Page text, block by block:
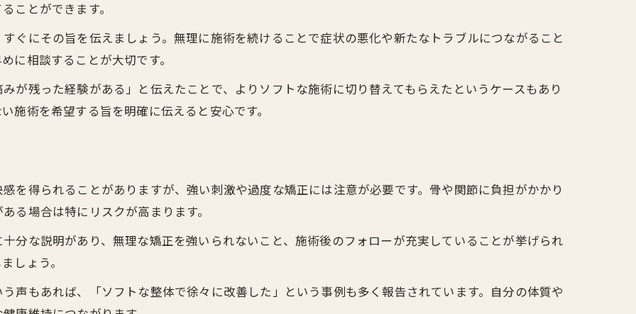
整体の費用相場を知り家計に優しく
無駄な出費を防ぐ整体費用の管理術
整体の予算計画で安心して通うコツ
無理な施術を避けるための自己防衛術
整体で無理な施術を避ける自己管理法
整体で不安を感じた時の対処法
安全な整体施術を受けるための心得
安心して通院できる整体選びの極意
安心できる整体院選びの重要ポイント
整体選びで着目すべき信頼性の見分け方
ことができます。
ぐにその旨を伝えましょう。無理に施術を続けることで症状の悪化や新たなトラブルにつながること
に相談することが大切です。
が残った経験がある」と伝えたことで、よりソフトな施術に切り替えてもらえたというケースもあり
施術を希望する旨を明確に伝えると安心です。
を得られることがありますが、強い刺激や過度な矯正には注意が必要です。骨や関節に負担がかかり
る場合は特にリスクが高まります。
分な説明があり、無理な矯正を強いられないこと、施術後のフォローが充実していることが挙げられ
しょう。
声もあれば、「ソフトな整体で徐々に改善した」という事例も多く報告されています。自分の体質や